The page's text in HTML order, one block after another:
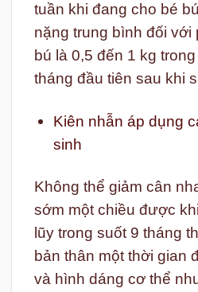
tuần khi đang cho bé
nặng trung bình đối với
bú là 0,5 đến 1 kg
tháng đầu tiên sau khi
Kiên nhẫn áp dụng
sinh
Không thể giảm cân
sớm một chiều được
lũy trong suốt 9 tháng
bản thân một thời gian
và hình dáng cơ thể